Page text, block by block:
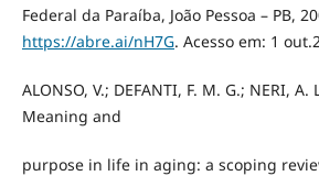
Federal da Paraíba, João Pessoa – PB,
https://abre.ai/nH7G. Acesso em: 1
ALONSO, V.; DEFANTI, F. M. G.; NERI, A.
Meaning and
purpose in life in aging: a scoping